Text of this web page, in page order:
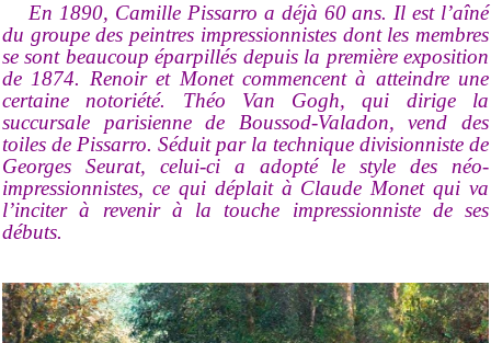
En 1890, Camille Pissarro a déjà 60 ans. Il est l’aîné
du groupe des peintres impressionnistes dont les membres
se sont beaucoup éparpillés depuis la première exposition
de 1874. Renoir et Monet commencent à atteindre une
certaine notoriété. Théo Van Gogh, qui dirige la
succursale parisienne de Boussod-Valadon, vend des
toiles de Pissarro. Séduit par la technique divisionniste de
Georges Seurat, celui-ci a adopté le style des néo-
impressionnistes, ce qui déplait à Claude Monet qui va
l’inciter à revenir à la touche impressionniste de ses
débuts.